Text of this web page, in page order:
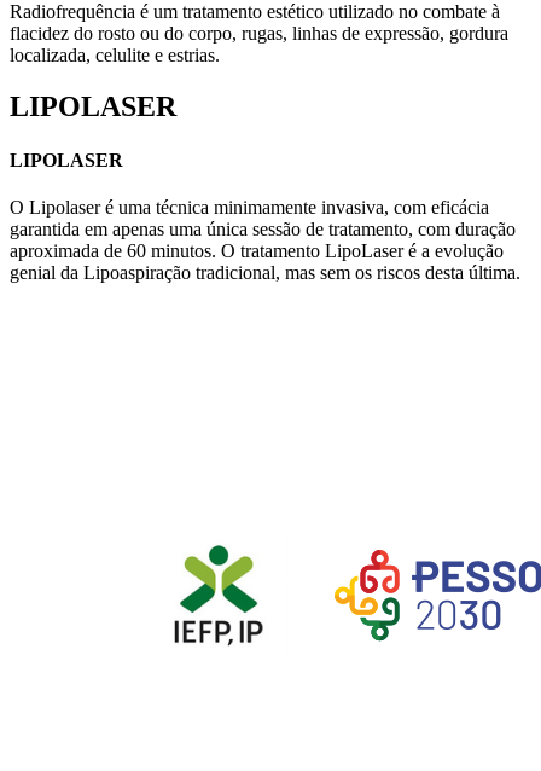
Radiofrequência é um tratamento estético utilizado no combate à
flacidez do rosto ou do corpo, rugas, linhas de expressão, gordura
localizada, celulite e estrias.
LIPOLASER
LIPOLASER
O Lipolaser é uma técnica minimamente invasiva, com eficácia
garantida em apenas uma única sessão de tratamento, com duração
aproximada de 60 minutos. O tratamento LipoLaser é a evolução
genial da Lipoaspiração tradicional, mas sem os riscos desta última.